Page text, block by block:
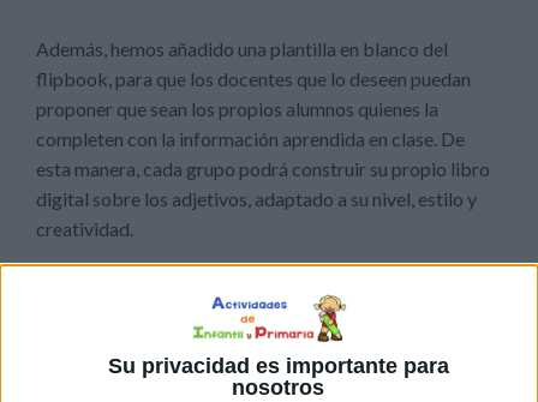
Su privacidad es importante para
nosotros
Además, hemos añadido una plantilla en blanco del
flipbook, para que los docentes que lo deseen puedan
proponer que sean los propios alumnos quienes la
completen con la información aprendida en clase. De
esta manera, cada grupo podrá construir su propio libro
digital sobre los adjetivos, adaptado a su nivel, estilo y
creatividad.